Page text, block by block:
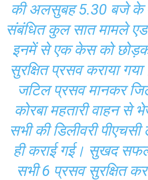
की अलसुबह 5.30 बजे के
संबंधित कुल सात मामले
इनमें से एक केस को
सुरक्षित प्रसव कराया
जटिल प्रसव मानकर
कोरबा महतारी वाहन से
सभी की डिलीवरी
ही कराई गई। सुखद
सभी 6 प्रसव सुरक्षित